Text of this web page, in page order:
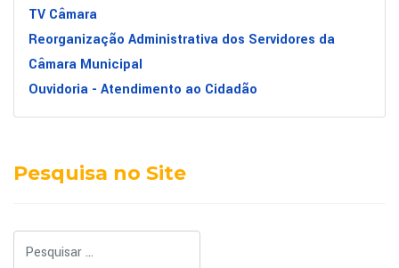
TV Câmara
Reorganização Administrativa dos Servidores da
Câmara Municipal
Ouvidoria - Atendimento ao Cidadão
Pesquisa no Site